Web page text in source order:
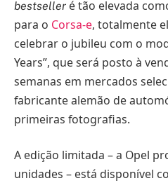
bestseller é tão elevada
para o Corsa-e, totalmente
celebrar o jubileu com o
Years”, que será posto à
semanas em mercados
fabricante alemão de
primeiras fotografias.
A edição limitada – a Opel
unidades – está disponível